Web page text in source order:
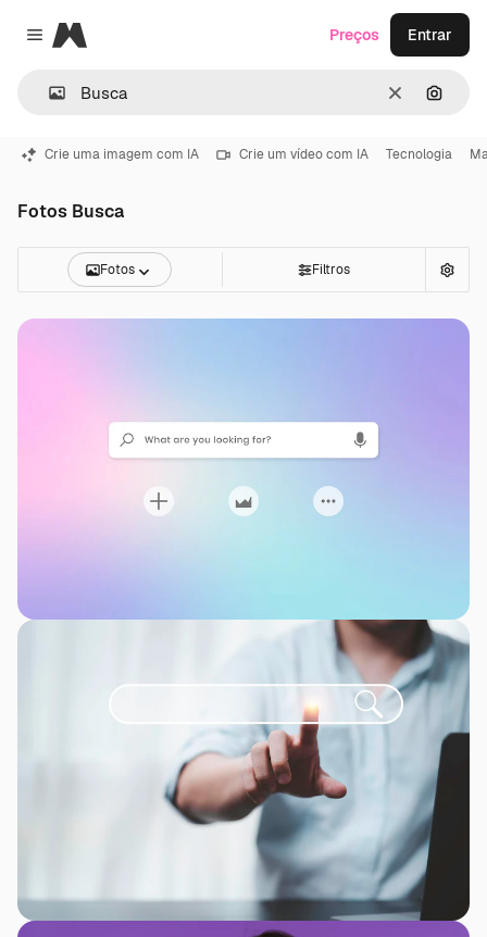
Close menu
Magnific
Limpar
Preços Entrar
Crie uma imagem com IA Crie um vídeo com IA Tecnologia
Fotos Busca
Fotos Filtros